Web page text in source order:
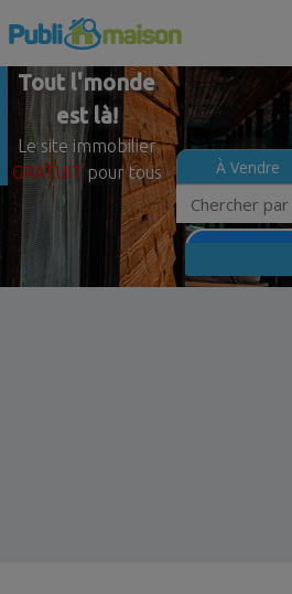
Tout l'monde
est là!
Le site immobilier
GRATUIT pour tous À Vendre